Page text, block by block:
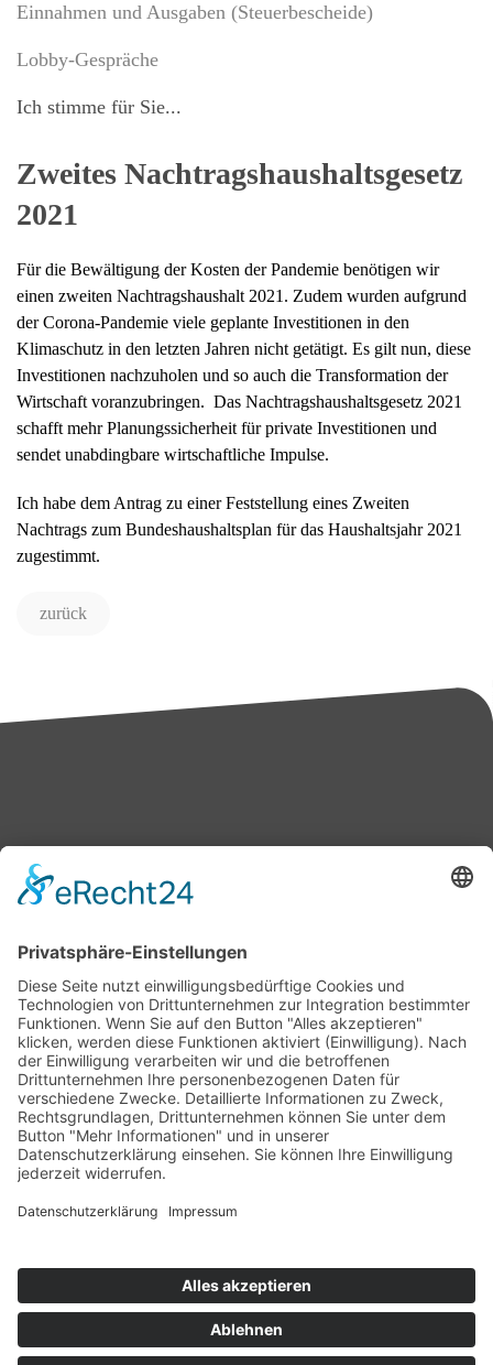
Einnahmen und Ausgaben (Steuerbescheide)
Lobby-Gespräche
Ich stimme für Sie...
Zweites Nachtragshaushaltsgesetz
2021
Für die Bewältigung der Kosten der Pandemie benötigen wir
einen zweiten Nachtragshaushalt 2021. Zudem wurden aufgrund
der Corona-Pandemie viele geplante Investitionen in den
Klimaschutz in den letzten Jahren nicht getätigt. Es gilt nun, diese
Investitionen nachzuholen und so auch die Transformation der
Wirtschaft voranzubringen. Das Nachtragshaushaltsgesetz 2021
schafft mehr Planungssicherheit für private Investitionen und
sendet unabdingbare wirtschaftliche Impulse.
Ich habe dem Antrag zu einer Feststellung eines Zweiten
Nachtrags zum Bundeshaushaltsplan für das Haushaltsjahr 2021
zugestimmt.
zurück
Bärbel Bas
Presse & Downloads
Pressemitteilungen
Pressefotos
BASis Info
Newsletter-Abo
Kontakt Datenschutz Impressum